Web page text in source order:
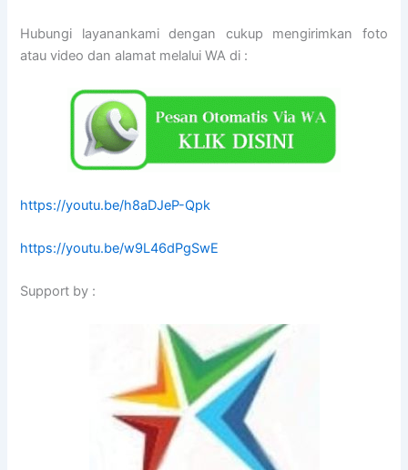
Hubungi layanankami dengan cukup mengirimkan foto
atau video dan alamat melalui WA di :
https://youtu.be/h8aDJeP-Qpk
https://youtu.be/w9L46dPgSwE
Support by :